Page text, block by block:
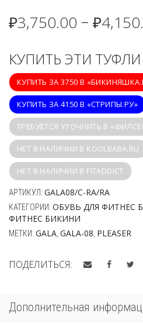
₽3,750.00 – ₽
КУПИТЬ ЭТИ ТУФЛИ
КУПИТЬ ЗА 3750 В
КУПИТЬ ЗА 4150 В «СТРИПЫ.РУ»
ТРЕБУЕТСЯ УТОЧНИТЬ В
НЕТ В НАЛИЧИИ В KOOLBABA.RU
НЕТ В НАЛИЧИИ В FITADDICT
АРТИКУЛ: GALA08/C-RA/RA
КАТЕГОРИИ: ОБУВЬ ДЛЯ ФИТНЕС
ФИТНЕС БИКИНИ
МЕТКИ: GALA GALA-08 PLEASER
ПОДЕЛИТЬСЯ:
Дополнительная